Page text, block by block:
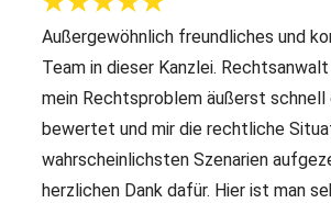
Außergewöhnlich freundliches und
Team in dieser Kanzlei.
mein Rechtsproblem äußerst
bewertet und mir die rechtliche
wahrscheinlichsten Szenarien
herzlichen Dank dafür. Hier ist man